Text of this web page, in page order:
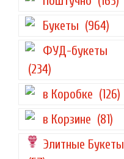
Букеты (964)
ФУД-букеты
(234)
в Коробке (126)
в Корзине (81)
Элитные Букеты